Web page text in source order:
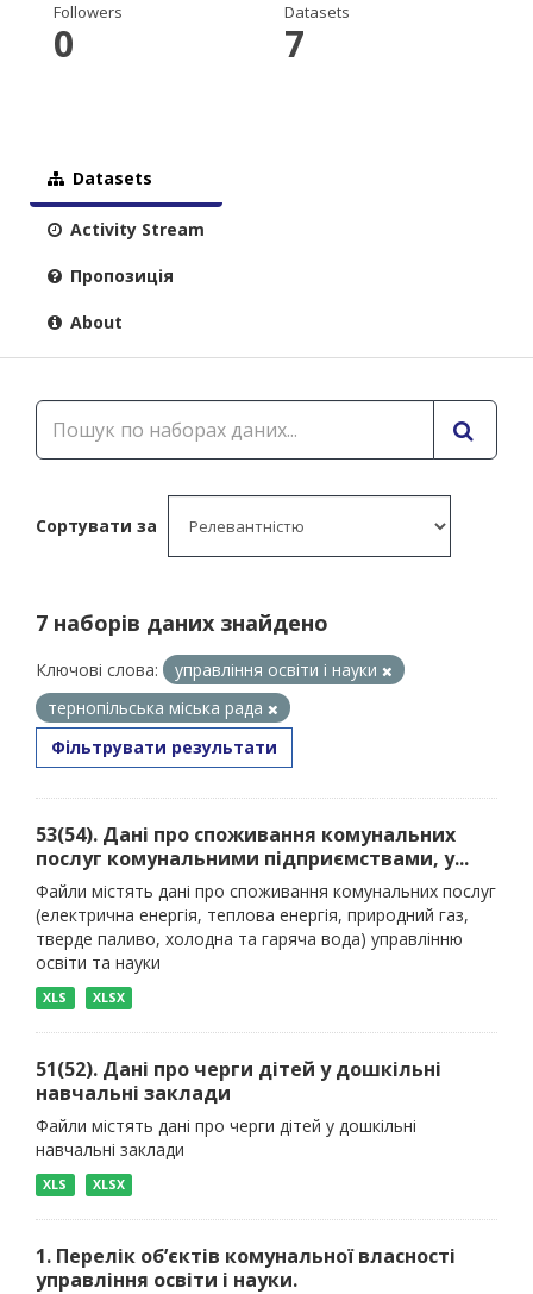
Followers
0
Datasets
7
Datasets
Activity Stream
Пропозиція
About
Сортувати за
7 наборів даних знайдено
Ключові слова:
управління освіти і науки
тернопільська міська рада
Фільтрувати результати
53(54). Дані про споживання комунальних
послуг комунальними підприємствами, у...
Файли містять дані про споживання комунальних послуг
(електрична енергія, теплова енергія, природний газ,
тверде паливо, холодна та гаряча вода) управлінню
освіти та науки
XLS XLSX
51(52). Дані про черги дітей у дошкільні
навчальні заклади
Файли містять дані про черги дітей у дошкільні
навчальні заклади
XLS XLSX
1. Перелік об’єктів комунальної власності
управління освіти і науки.